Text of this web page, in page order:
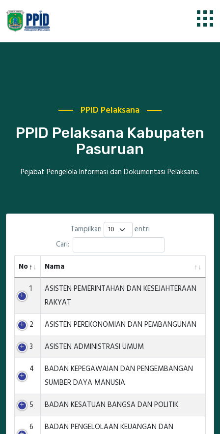
PPID Pelaksana
PPID Pelaksana Kabupaten
Pasuruan
Pejabat Pengelola Informasi dan Dokumentasi Pelaksana.
Tampilkan
entri
Cari:
No
Nama
1
ASISTEN PEMERINTAHAN DAN KESEJAHTERAAN
RAKYAT
2
ASISTEN PEREKONOMIAN DAN PEMBANGUNAN
3
ASISTEN ADMINISTRASI UMUM
4
BADAN KEPEGAWAIAN DAN PENGEMBANGAN
SUMBER DAYA MANUSIA
5
BADAN KESATUAN BANGSA DAN POLITIK
6
BADAN PENGELOLAAN KEUANGAN DAN